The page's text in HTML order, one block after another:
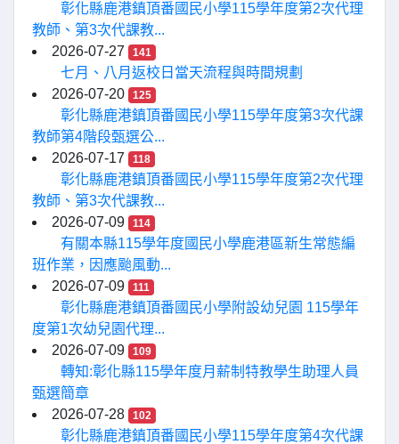
彰化縣鹿港鎮頂番國民小學115學年度第2次代理
教師、第3次代課教...
2026-07-27
141
七月、八月返校日當天流程與時間規劃
2026-07-20
125
彰化縣鹿港鎮頂番國民小學115學年度第3次代課
教師第4階段甄選公...
2026-07-17
118
彰化縣鹿港鎮頂番國民小學115學年度第2次代理
教師、第3次代課教...
2026-07-09
114
有關本縣115學年度國民小學鹿港區新生常態編
班作業，因應颱風動...
2026-07-09
111
彰化縣鹿港鎮頂番國民小學附設幼兒園 115學年
度第1次幼兒園代理...
2026-07-09
109
轉知:彰化縣115學年度月薪制特教學生助理人員
甄選簡章
2026-07-28
102
彰化縣鹿港鎮頂番國民小學115學年度第4次代課